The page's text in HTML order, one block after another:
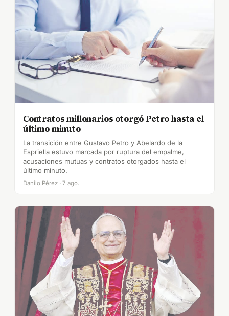
Contratos millonarios otorgó Petro hasta el
último minuto
La transición entre Gustavo Petro y Abelardo de la
Espriella estuvo marcada por ruptura del empalme,
acusaciones mutuas y contratos otorgados hasta el
último minuto.
Danilo Pérez · 7 ago.